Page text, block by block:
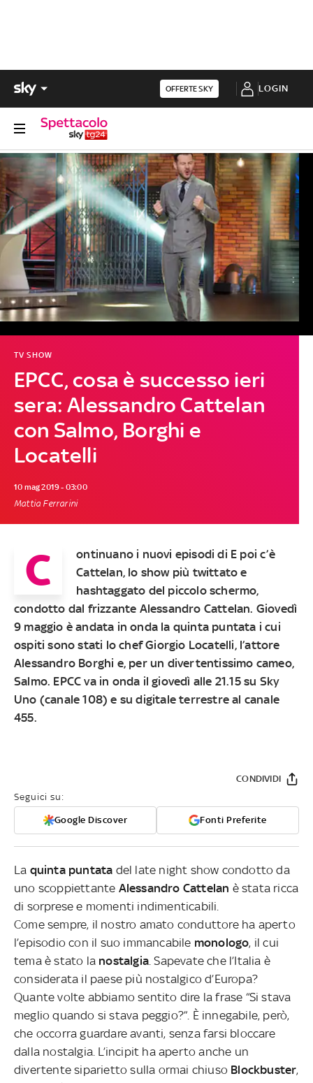
OFFERTE SKY LOGIN
EPCC, cosa è successo ieri
sera: Alessandro Cattelan
con Salmo, Borghi e
Locatelli
TV SHOW
10 mag 2019 - 03:00
Mattia Ferrarini
C ontinuano i nuovi episodi di E poi c’è
Cattelan, lo show più twittato e
hashtaggato del piccolo schermo,
condotto dal frizzante Alessandro Cattelan. Giovedì
9 maggio è andata in onda la quinta puntata i cui
ospiti sono stati lo chefGiorgio Locatelli, l’attore
Alessandro Borghi e, per un divertentissimo cameo,
Salmo. EPCC va in onda ilgiovedì alle 21.15 su Sky
Uno (canale 108) e su digitale terrestre al canale
455.
Seguici su:
Google Discover Fonti Preferite
CONDIVIDI
La quinta puntata del late night show condotto da
uno scoppiettante Alessandro Cattelan è stata ricca
di sorprese e momenti indimenticabili.
Come sempre, il nostro amato conduttore ha aperto
l’episodio con il suo immancabile monologo, il cui
tema è stato la nostalgia . Sapevate che l’Italia è
considerata il paese più nostalgico d’Europa?
Quante volte abbiamo sentito dire la frase “Si stava
meglio quando si stava peggio?”. È innegabile, però,
che occorra guardare avanti, senza farsi bloccare
dalla nostalgia. L’incipit ha aperto anche un
divertente siparietto sulla ormai chiuso Blockbuster,